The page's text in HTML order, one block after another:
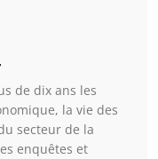
de dix ans les
la vie des
secteur de la
enquêtes et